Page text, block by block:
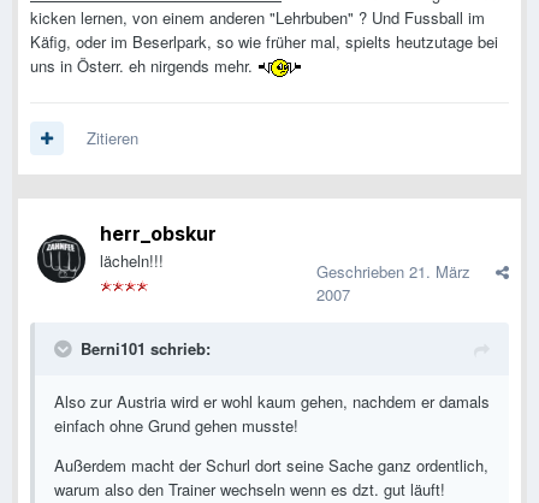
kicken lernen, von einem anderen "Lehrbuben" ? Und Fussball im
Käfig, oder im Beserlpark, so wie früher mal, spielts heutzutage bei
uns in Österr. eh nirgends mehr.
Zitieren
herr_obskur
lächeln!!! Geschrieben 21. März
2007
Berni101 schrieb:
Also zur Austria wird er wohl kaum gehen, nachdem er damals
einfach ohne Grund gehen musste!
Außerdem macht der Schurl dort seine Sache ganz ordentlich,
warum also den Trainer wechseln wenn es dzt. gut läuft!